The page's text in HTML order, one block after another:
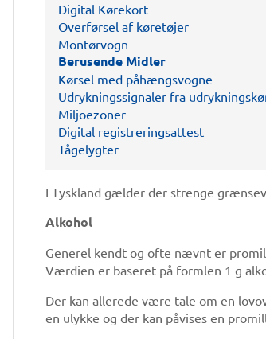
Digital Kørekort
Overførsel af køretøjer
Montørvogn
Berusende Midler
Kørsel med påhængsvogne
Udrykningssignaler fra
Miljoezoner
Digital registreringsattest
Tågelygter
I Tyskland gælder der strenge
Alkohol
Generel kendt og ofte nævnt er
Værdien er baseret på formlen 1 g
Der kan allerede være tale om en
en ulykke og der kan påvises en